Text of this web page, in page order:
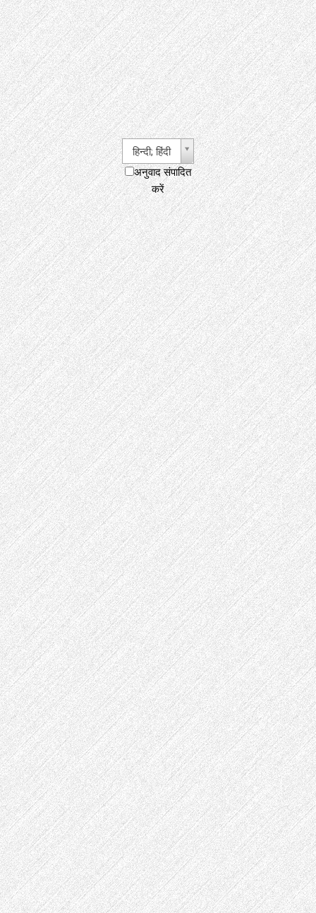
हिन्दी; हिंदी
अनुवाद संपादित
करें